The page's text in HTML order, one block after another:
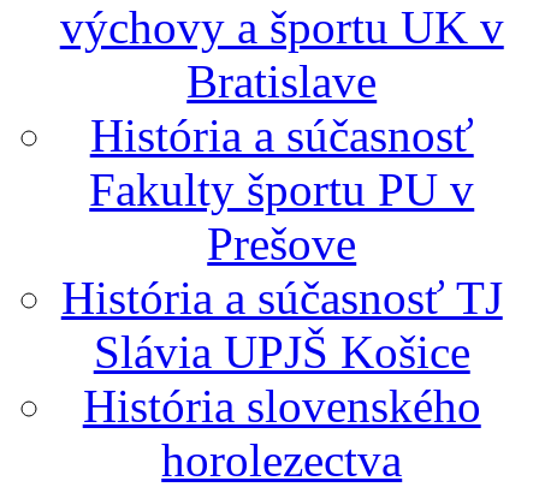
výchovy a športu UK v
Bratislave
História a súčasnosť
Fakulty športu PU v
Prešove
História a súčasnosť TJ
Slávia UPJŠ Košice
História slovenského
horolezectva